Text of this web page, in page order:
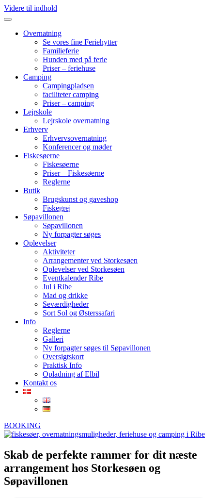
Videre til indhold
Overnatning
Se vores fine Feriehytter
Familieferie
Hunden med på ferie
Priser – feriehuse
Camping
Campingpladsen
faciliteter camping
Priser – camping
Lejrskole
Lejrskole overnatning
Erhverv
Erhvervsovernatning
Konferencer og møder
Fiskesøerne
Fiskesøerne
Priser – Fiskesøerne
Reglerne
Butik
Brugskunst og gaveshop
Fiskegrej
Søpavillonen
Søpavillonen
Ny forpagter søges
Oplevelser
Aktiviteter
Arrangementer ved Storkesøen
Oplevelser ved Storkesøen
Eventkalender Ribe
Jul i Ribe
Mad og drikke
Seværdigheder
Sort Sol og Østerssafari
Info
Reglerne
Galleri
Ny forpagter søges til Søpavillonen
Oversigtskort
Praktisk Info
Opladning af Elbil
Kontakt os
BOOKING
Skab de perfekte rammer for dit næste
arrangement hos Storkesøen og
Søpavillonen